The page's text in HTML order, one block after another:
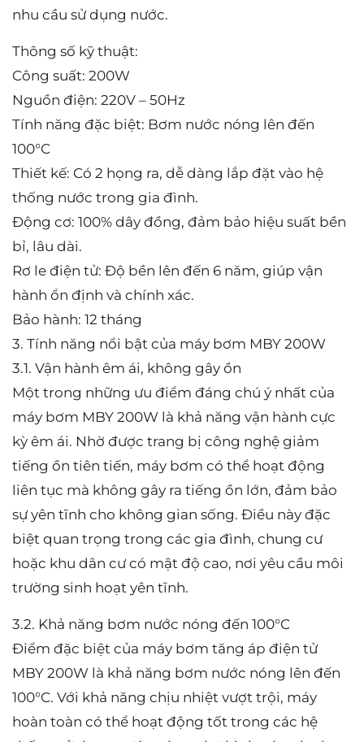
nhu cầu sử dụng nước.
Thông số kỹ thuật:
Công suất: 200W
Nguồn điện: 220V – 50Hz
Tính năng đặc biệt: Bơm nước nóng lên đến
100°C
Thiết kế: Có 2 họng ra, dễ dàng lắp đặt vào hệ
thống nước trong gia đình.
Động cơ: 100% dây đồng, đảm bảo hiệu suất bền
bỉ, lâu dài.
Rơ le điện tử: Độ bền lên đến 6 năm, giúp vận
hành ổn định và chính xác.
Bảo hành: 12 tháng
3. Tính năng nổi bật của máy bơm MBY 200W
3.1. Vận hành êm ái, không gây ồn
Một trong những ưu điểm đáng chú ý nhất của
máy bơm MBY 200W là khả năng vận hành cực
kỳ êm ái. Nhờ được trang bị công nghệ giảm
tiếng ồn tiên tiến, máy bơm có thể hoạt động
liên tục mà không gây ra tiếng ồn lớn, đảm bảo
sự yên tĩnh cho không gian sống. Điều này đặc
biệt quan trọng trong các gia đình, chung cư
hoặc khu dân cư có mật độ cao, nơi yêu cầu môi
trường sinh hoạt yên tĩnh.
3.2. Khả năng bơm nước nóng đến 100°C
Điểm đặc biệt của máy bơm tăng áp điện tử
MBY 200W là khả năng bơm nước nóng lên đến
100°C. Với khả năng chịu nhiệt vượt trội, máy
hoàn toàn có thể hoạt động tốt trong các hệ